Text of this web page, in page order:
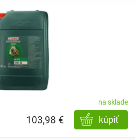
na sklade
kúpiť
103,98 €